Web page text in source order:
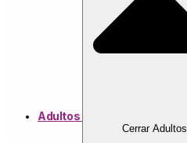
Adultos
Cerrar Adultos